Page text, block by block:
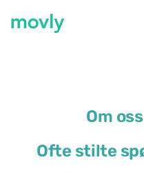
Om oss
Ofte stilte
Leie av Opel Mokka på